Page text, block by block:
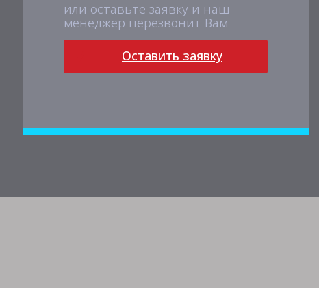
или оставьте заявку и наш
менеджер перезвонит Вам
Оставить заявку